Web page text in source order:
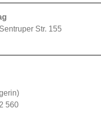
Str. 155
560